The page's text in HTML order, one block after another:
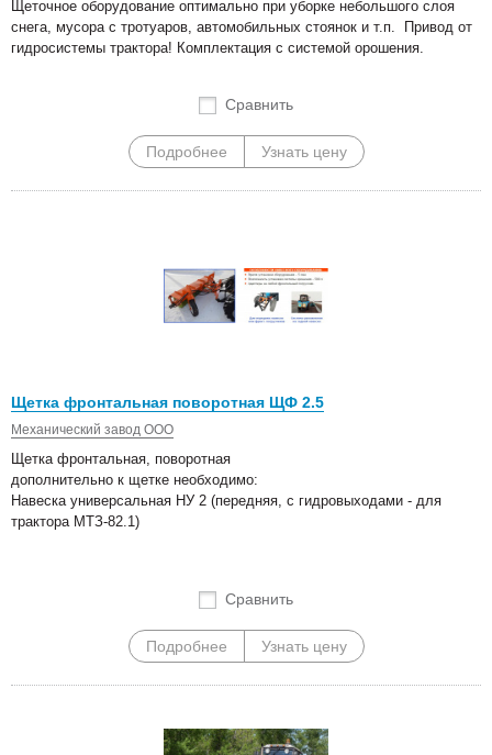
Щеточное оборудование оптимально при уборке небольшого слоя
снега, мусора с тротуаров, автомобильных стоянок и т.п. Привод от
гидросистемы трактора! Комплектация с системой орошения.
Сравнить
Подробнее Узнать цену
Щетка фронтальная поворотная ЩФ 2.5
Механический завод ООО
Щетка фронтальная, поворотная
дополнительно к щетке необходимо:
Навеска универсальная НУ 2 (передняя, с гидровыходами - для
трактора МТЗ-82.1)
Сравнить
Подробнее Узнать цену